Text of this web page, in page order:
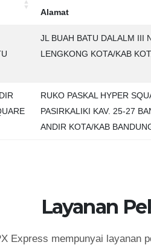
Alamat
Alamat
JL BUAH BATU DALALM III
LENGKONG KOTA/KAB
RUKO PASKAL HYPER
PASIRKALIKI KAV. 25-27
ANDIR KOTA/KAB
Layanan
Express mempunyai layanan